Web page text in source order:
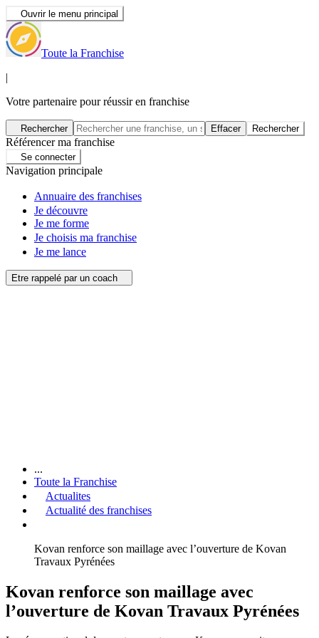
Ouvrir le menu principal
Toute la Franchise
|
Votre partenaire pour réussir en franchise
Rechercher Effacer Rechercher
Référencer ma franchise
Se connecter
Navigation principale
Annuaire des franchises
Je découvre
Je me forme
Je choisis ma franchise
Je me lance
Etre rappelé par un coach
...
Toute la Franchise
Actualites
Actualité des franchises
Kovan renforce son maillage avec l’ouverture de Kovan
Travaux Pyrénées
Kovan renforce son maillage avec
l’ouverture de Kovan Travaux Pyrénées